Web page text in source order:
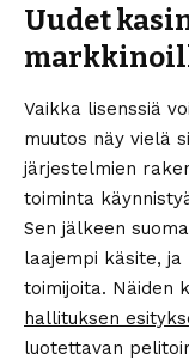
Uudet
Vaikka lisenssiä
muutos näy vielä
järjestelmien
toiminta
Sen jälkeen
laajempi käsite,
toimijoita. Näiden
hallituksen
luotettavan